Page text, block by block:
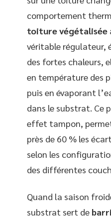
comportement
toiture végétalisée
véritable régulateur,
des fortes chaleurs,
en température des
puis en évaporant
dans le substrat. Ce
effet tampon,
près de 60 % les
selon les
des différentes
Quand la saison
substrat sert de